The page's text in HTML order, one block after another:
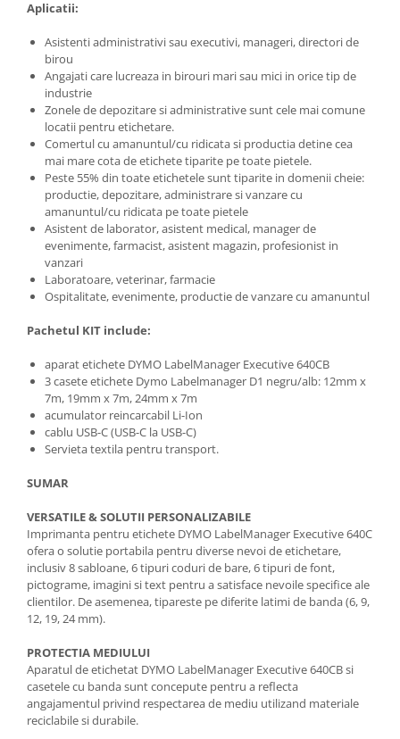
Aplicatii:
Asistenti administrativi sau executivi, manageri, directori de
birou
Angajati care lucreaza in birouri mari sau mici in orice tip de
industrie
Zonele de depozitare si administrative sunt cele mai comune
locatii pentru etichetare.
Comertul cu amanuntul/cu ridicata si productia detine cea
mai mare cota de etichete tiparite pe toate pietele.
Peste 55% din toate etichetele sunt tiparite in domenii cheie:
productie, depozitare, administrare si vanzare cu
amanuntul/cu ridicata pe toate pietele
Asistent de laborator, asistent medical, manager de
evenimente, farmacist, asistent magazin, profesionist in
vanzari
Laboratoare, veterinar, farmacie
Ospitalitate, evenimente, productie de vanzare cu amanuntul
Pachetul KIT include:
aparat etichete DYMO LabelManager Executive 640CB
3 casete etichete Dymo Labelmanager D1 negru/alb: 12mm x
7m, 19mm x 7m, 24mm x 7m
acumulator reincarcabil Li-Ion
cablu USB-C (USB-C la USB-C)
Servieta textila pentru transport.
SUMAR
VERSATILE & SOLUTII PERSONALIZABILE
Imprimanta pentru etichete DYMO LabelManager Executive 640C
ofera o solutie portabila pentru diverse nevoi de etichetare,
inclusiv 8 sabloane, 6 tipuri coduri de bare, 6 tipuri de font,
pictograme, imagini si text pentru a satisface nevoile specifice ale
clientilor. De asemenea, tipareste pe diferite latimi de banda (6, 9,
12, 19, 24 mm).
PROTECTIA MEDIULUI
Aparatul de etichetat DYMO LabelManager Executive 640CB si
casetele cu banda sunt concepute pentru a reflecta
angajamentul privind respectarea de mediu utilizand materiale
reciclabile si durabile.